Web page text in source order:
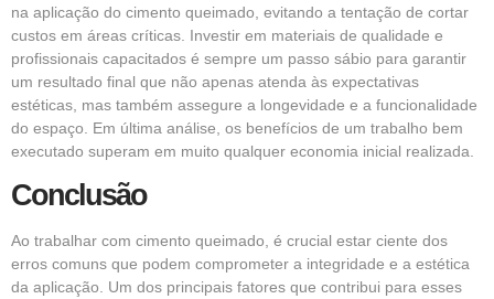
na aplicação do cimento queimado, evitando a tentação de cortar
custos em áreas críticas. Investir em materiais de qualidade e
profissionais capacitados é sempre um passo sábio para garantir
um resultado final que não apenas atenda às expectativas
estéticas, mas também assegure a longevidade e a funcionalidade
do espaço. Em última análise, os benefícios de um trabalho bem
executado superam em muito qualquer economia inicial realizada.
Conclusão
Ao trabalhar com cimento queimado, é crucial estar ciente dos
erros comuns que podem comprometer a integridade e a estética
da aplicação. Um dos principais fatores que contribui para esses